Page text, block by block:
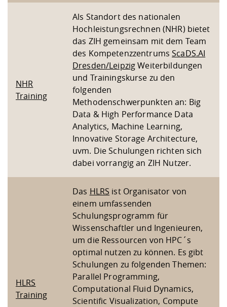
NHR
Training
Als Standort des nationalen
Hochleistungsrechnen (NHR) bietet
das ZIH gemeinsam mit dem Team
des KompetenzzentrumsScaDS.AI
Dresden/LeipzigWeiterbildungen
und Trainingskurse zu den
folgenden
Methodenschwerpunkten an: Big
Data & High Performance Data
Analytics, Machine Learning,
Innovative Storage Architecture,
uvm. Die Schulungen richten sich
dabei vorrangig an ZIH Nutzer.
HLRS
Training
Das HLRS ist Organisator von
einem umfassenden
Schulungsprogramm für
Wissenschaftler und Ingenieuren,
um die Ressourcen von HPC´s
optimal nutzen zu können. Es gibt
Schulungen zu folgenden Themen:
Parallel Programming,
Computational Fluid Dynamics,
Scientific Visualization, Compute